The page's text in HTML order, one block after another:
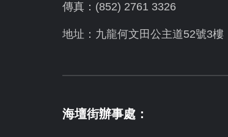
傳真：(852) 2761 3326
地址：九龍何文田公主道52號3樓
海壇街辦事處：